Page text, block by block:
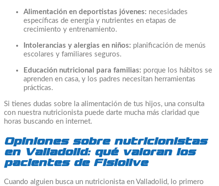
Alimentación en deportistas jóvenes: necesidades
específicas de energía y nutrientes en etapas de
crecimiento y entrenamiento.
Intolerancias y alergias en niños: planificación de menús
escolares y familiares seguros.
Educación nutricional para familias: porque los hábitos se
aprenden en casa, y los padres necesitan herramientas
prácticas.
Si tienes dudas sobre la alimentación de tus hijos, una consulta
con nuestra nutricionista puede darte mucha más claridad que
horas buscando en internet.
Opiniones sobre nutricionistas
en Valladolid: qué valoran los
pacientes de Fisiolive
Cuando alguien busca un nutricionista en Valladolid, lo primero